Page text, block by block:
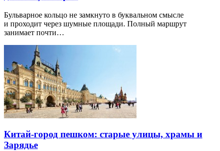
Бульварное кольцо не замкнуто в буквальном смысле
и проходит через шумные площади. Полный маршрут
занимает почти…
Китай-город пешком: старые улицы, храмы и
Зарядье